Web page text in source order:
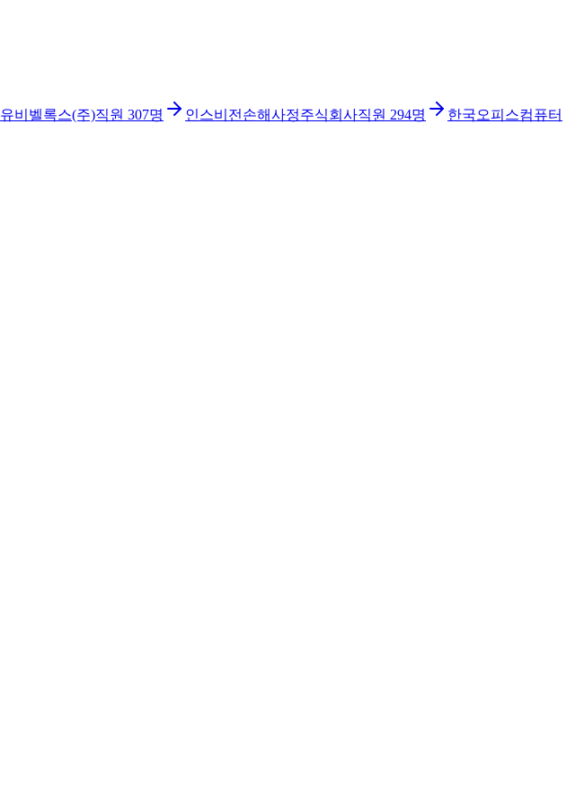
유비벨록스(주)직원 307명 인스비전손해사정주식회사직원 294명
한국오피스컴퓨터